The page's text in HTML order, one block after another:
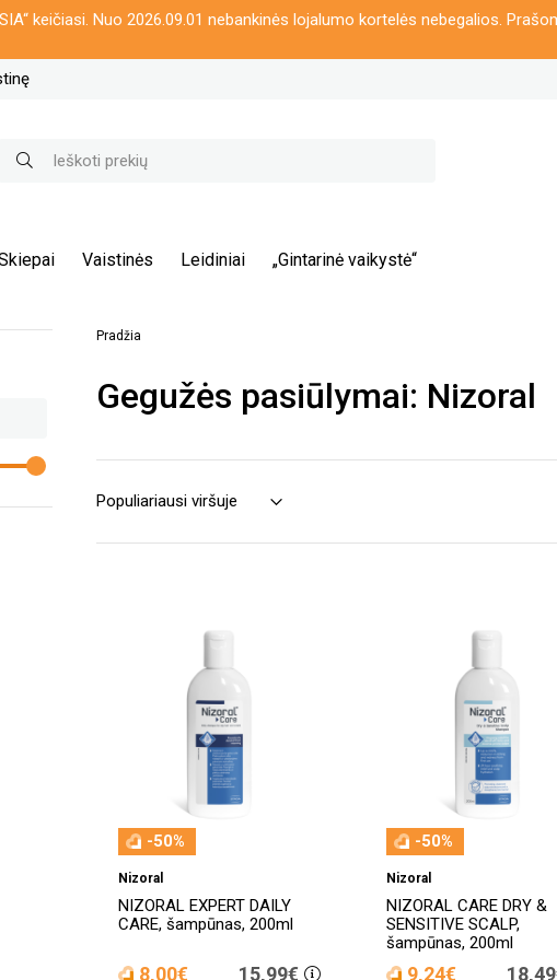
keičiasi. Nuo 2026.09.01 nebankinės lojalumo kortelės nebegalios.
Vaistinės Leidiniai „Gintarinė vaikystė“
Pradžia
Gegužės pasiūlymai: Nizoral
-50%
Nizoral
NIZORAL EXPERT DAILY
CARE, šampūnas, 200ml
8,00€ 15,99€
-50%
Nizoral
NIZORAL CARE DRY &
SENSITIVE SCALP,
šampūnas, 200ml
9,24€